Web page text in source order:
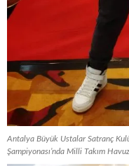
Antalya Büyük Ustalar Satranç
Şampiyonası’nda Milli Takım